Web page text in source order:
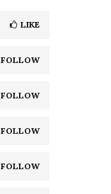
C
H
LIKE
FOLLOW
FOLLOW
FOLLOW
FOLLOW